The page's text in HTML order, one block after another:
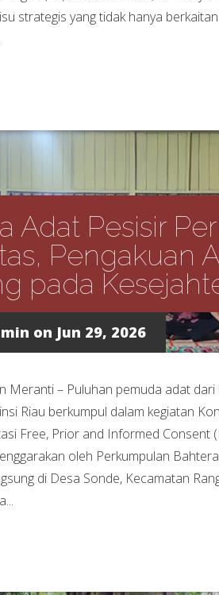
strategis yang tidak hanya
Adat Pesisir
Pengakuan
pada
on Jun 29, 2026
Meranti – Puluhan pemuda adat
Riau berkumpul dalam kegiatan
Free, Prior and Informed Consent
oleh Perkumpulan
di Desa Sonde, Kecamatan